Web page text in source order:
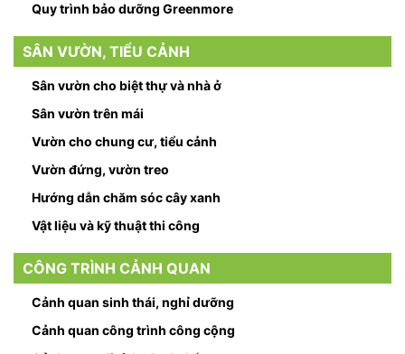
Quy trình bảo dưỡng Greenmore
SÂN VƯỜN, TIỂU CẢNH
Sân vườn cho biệt thự và nhà ở
Sân vườn trên mái
Vườn cho chung cư, tiểu cảnh
Vườn đứng, vườn treo
Hướng dẫn chăm sóc cây xanh
Vật liệu và kỹ thuật thi công
CÔNG TRÌNH CẢNH QUAN
Cảnh quan sinh thái, nghỉ dưỡng
Cảnh quan công trình công cộng